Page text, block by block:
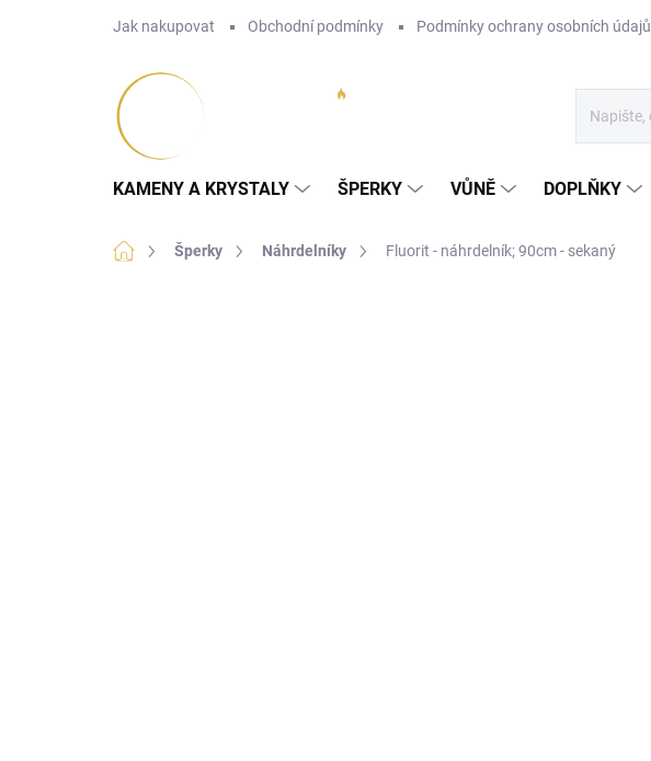
Jak nakupovat Obchodní podmínky Podmínky ochrany osobních údajů
KAMENY A KRYSTALY ŠPERKY VŮNĚ DOPLŇKY
Domů Šperky Náhrdelníky Fluorit - náhrdelník; 90cm - sekaný